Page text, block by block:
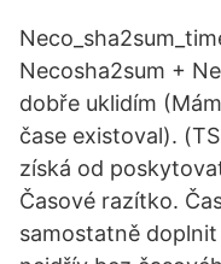
Necosha2sum +
dobře uklidím
čase existoval).
získá od
Časové razítko.
samostatně